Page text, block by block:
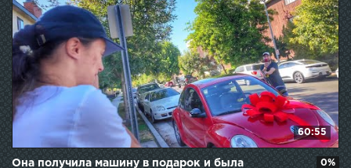
60:55
Она получила машину в подарок и была
0%